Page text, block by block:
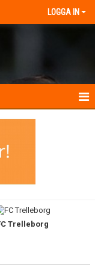
LOGGA IN
Trelleborg